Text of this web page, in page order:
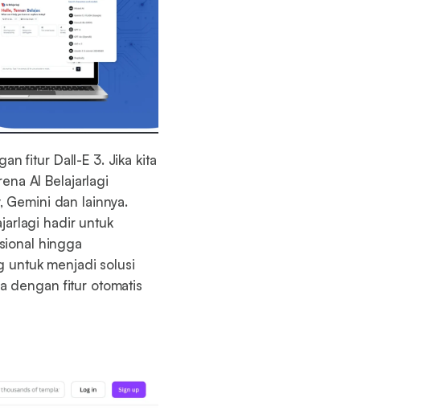
fitur Dall-E 3. Jika kita
AI Belajarlagi
Gemini dan lainnya.
hadir untuk
hingga
untuk menjadi solusi
dengan fitur otomatis